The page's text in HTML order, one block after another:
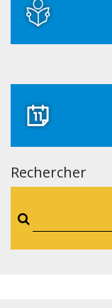
Rechercher